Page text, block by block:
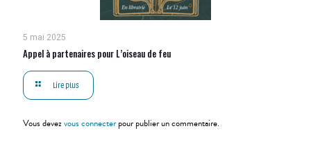
5 mai 2025
Appel à partenaires pour L’oiseau de feu
Lire plus
Vous devezvous connecterpour publier un commentaire.